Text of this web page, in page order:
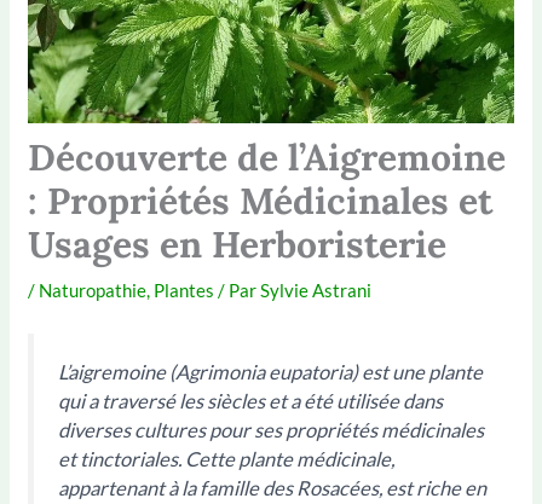
Découverte de l’Aigremoine
: Propriétés Médicinales et
Usages en Herboristerie
/ Naturopathie, Plantes / ParSylvie Astrani
L’aigremoine (Agrimonia eupatoria) est une plante
qui a traversé les siècles et a été utilisée dans
diverses cultures pour ses propriétés médicinales
et tinctoriales. Cette plante médicinale,
appartenant à la famille des Rosacées, est riche en